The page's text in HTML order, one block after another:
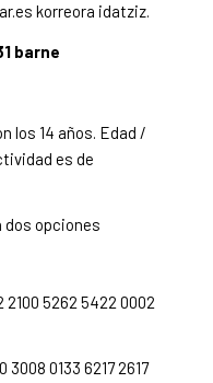
korreora idatziz.
barne
los 14 años. Edad /
es de
dos opciones
2100 5262 5422 0002
0133 6217 2617